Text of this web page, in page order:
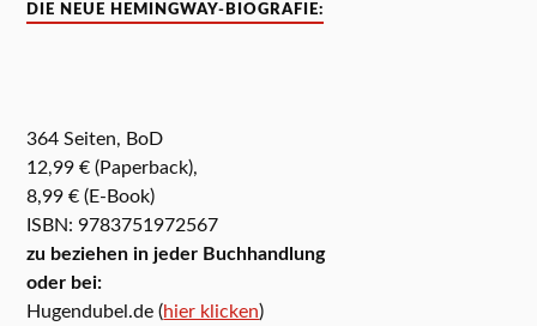
DIE NEUE HEMINGWAY-BIOGRAFIE:
364 Seiten, BoD
12,99 € (Paperback),
8,99 € (E-Book)
ISBN: 9783751972567
zu beziehen in jeder Buchhandlung
oder bei:
Hugendubel.de (hier klicken)